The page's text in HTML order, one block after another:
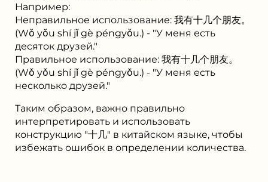
Например:
Неправильное использование: 我有⼗⼏个朋友。
(Wǒ yǒu shí jǐ gè péngyǒu.) - "У меня есть
десяток друзей."
Правильное использование: 我有⼗⼏个朋友。
(Wǒ yǒu shí jǐ gè péngyǒu.) - "У меня есть
несколько друзей."
Таким образом, важно правильно
интерпретировать и использовать
конструкцию "⼗⼏" в китайском языке, чтобы
избежать ошибок в определении количества.